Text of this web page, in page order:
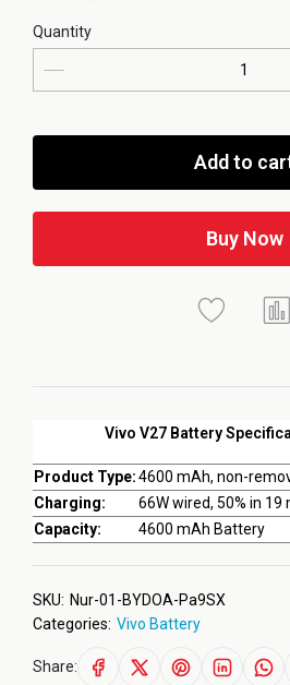
Vivo V27 Battery
Product Type:4600 mAh, non-
Charging:
66W wired, 50% in
Capacity:
4600 mAh Battery
Quantity
Add to
Buy Now
SKU: Nur-01-BYDOA-Pa9SX
Categories: Vivo Battery
Share: